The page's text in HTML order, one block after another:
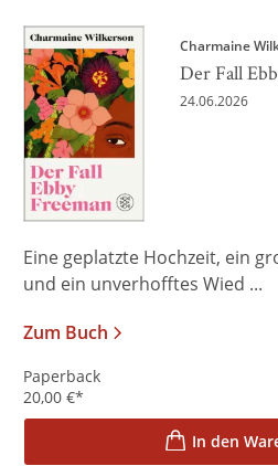
Charmaine
Der Fall
24.06.2026
Eine geplatzte Hochzeit, ein
und ein unverhofftes Wied ...
Zum Buch
Paperback
20,00 €*
In den